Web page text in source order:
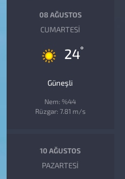
08 AĞUSTOS
CUMARTESI
24°
Güneşli
Nem: %44
Rüzgar: 7.81 m/s
10 AĞUSTOS
PAZARTESI